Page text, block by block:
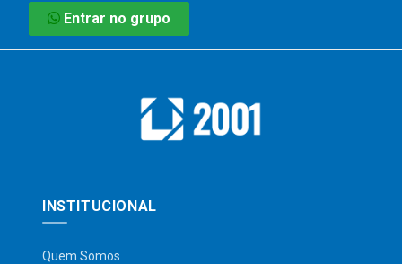
Entrar no grupo
INSTITUCIONAL
Quem Somos